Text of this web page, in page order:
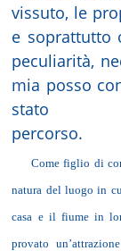
vissuto, le
e soprattutto
peculiarità,
mia posso
percorso.
Come figlio di
natura del luogo in
casa e il fiume in
provato